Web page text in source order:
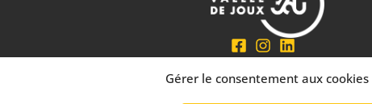
Gérer le consentement aux cookies